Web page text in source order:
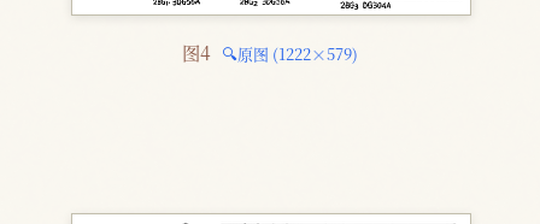
图4 🔍原图 (1222×579)